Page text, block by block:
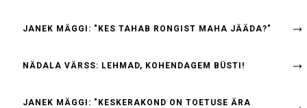
JANEK MÄGGI: "KES TAHAB RONGIST MAHA JÄÄDA?"
NÄDALA VÄRSS: LEHMAD, KOHENDAGEM BÜSTI!
JANEK MÄGGI: "KESKERAKOND ON TOETUSE ÄRA